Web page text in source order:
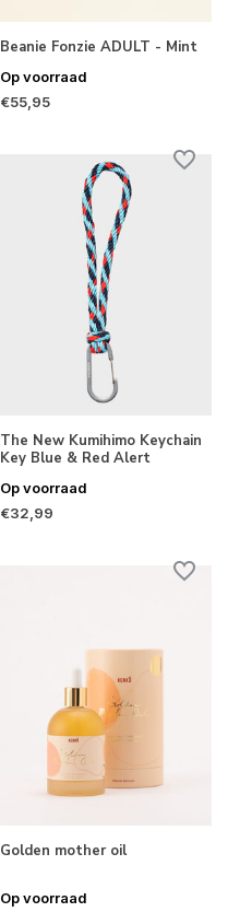
Beanie Fonzie ADULT - Mint
Op voorraad
€55,95
The New Kumihimo Keychain
Key Blue & Red Alert
Op voorraad
€32,99
Golden mother oil
Op voorraad